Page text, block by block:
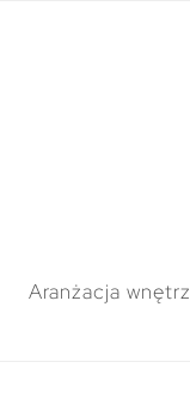
Aranżacja wnętrz